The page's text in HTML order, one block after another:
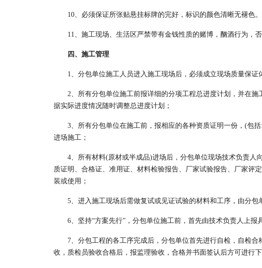
10、必须保证所张贴悬挂标牌的完好，标识的颜色清晰无褪色
11、施工现场、生活区严禁带有金钱性质的赌博，酗酒行为，
四、施工管理
1、分包单位施工人员进入施工现场后，必须成立现场质量保证
2、所有分包单位施工前报详细的分项工程总进度计划，并在
据实际进度情况随时调整总进度计划；
3、所有分包单位在施工前，报相应的各种资质证明一份，(包
进场施工；
4、所有材料(原材或半成品)进场后，分包单位现场技术负责
质证明、合格证、准用证、材料检验报告、厂家试验报告、厂家评
装或使用；
5、进入施工现场后需做复试或见证试验的材料和工序，由分
6、坚持“方案先行”，分包单位施工前，首先由技术负责人上
7、分包工程的各工序完成后，分包单位首先进行自检，自检
收，质检员验收合格后，报监理验收，合格并书面签认后方可进行下